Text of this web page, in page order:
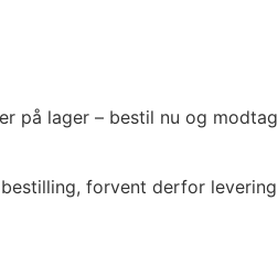
på lager – bestil nu og modtag
forvent derfor levering